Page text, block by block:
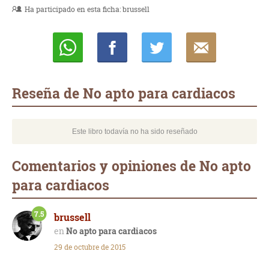
Ha participado en esta ficha:brussell
Reseña de No apto para cardiacos
Este libro todavía no ha sido reseñado
Comentarios y opiniones de No apto
para cardiacos
brussell
No apto para cardiacos
7.5
29 de octubre de 2015